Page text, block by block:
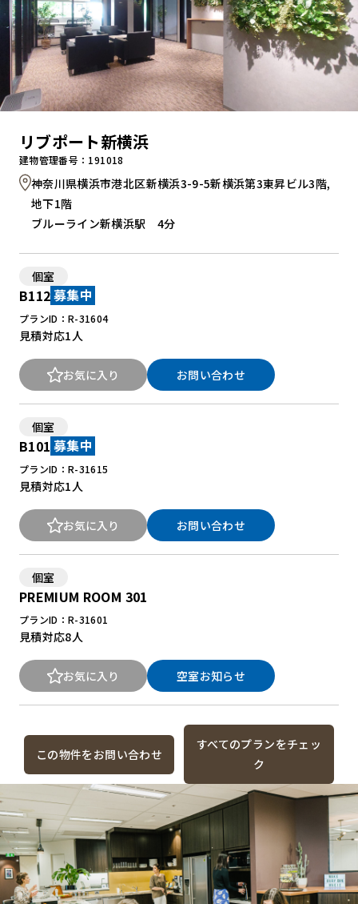
リブポート新横浜
建物管理番号：191018
神奈川県横浜市港北区新横浜3-9-5新横浜第3東昇ビル3階,
地下1階
ブルーライン新横浜駅 4分
個室
B112 募集中
プランID：R-31604
見積対応1人
お気に入り お問い合わせ
個室
B101 募集中
プランID：R-31615
見積対応1人
お気に入り お問い合わせ
個室
PREMIUM ROOM 301
プランID：R-31601
見積対応8人
お気に入り 空室お知らせ
この物件をお問い合わせ
すべてのプランをチェッ
ク